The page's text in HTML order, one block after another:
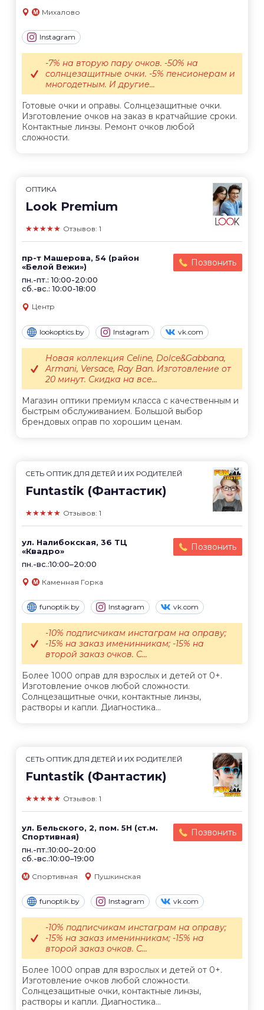
Михалово
Instagram
Готовые очки и оправы. Солнцезащитные очки.
Изготовление очков на заказ в кратчайшие сроки.
Контактные линзы. Ремонт очков любой
сложности.
-7% на вторую пару очков. -50% на
солнцезащитные очки. -5% пенсионерам и
многодетным. И другие...
ОПТИКА
Look Premium
★★★★★ Отзывов: 1
пр-т Машерова, 54 (район
«Белой Вежи»)
пн.-пт.: 10:00-20:00
сб.-вс.: 10:00-18:00
Позвонить
Центр
lookoptics.by Instagram vk.com
Магазин оптики премиум класса с качественным и
быстрым обслуживанием. Большой выбор
брендовых оправ по хорошим ценам.
Новая коллекция Celine, Dolce&Gabbana,
Armani, Versace, Ray Ban. Изготовление от
20 минут. Скидка на все...
СЕТЬ ОПТИК ДЛЯ ДЕТЕЙ И ИХ РОДИТЕЛЕЙ
Funtastik (Фантастик)
★★★★★ Отзывов: 1
ул. Налибокская, 36 ТЦ
«Квадро»
пн.-вс.:10:00–20:00
Позвонить
Каменная Горка
funoptik.by Instagram vk.com
Более 1000 оправ для взрослых и детей от 0+.
Изготовление очков любой сложности.
Солнцезащитные очки, контактные линзы,
растворы и капли. Диагностика...
-10% подписчикам инстаграм на оправу;
-15% на заказ именинникам; -15% на
второй заказ очков. С...
СЕТЬ ОПТИК ДЛЯ ДЕТЕЙ И ИХ РОДИТЕЛЕЙ
Funtastik (Фантастик)
★★★★★ Отзывов: 1
ул. Бельского, 2, пом. 5Н (ст.м.
Спортивная)
пн.-пт.:10:00–20:00
сб.-вс.:10:00–19:00
Позвонить
Спортивная Пушкинская
funoptik.by Instagram vk.com
Более 1000 оправ для взрослых и детей от 0+.
Изготовление очков любой сложности.
Солнцезащитные очки, контактные линзы,
растворы и капли. Диагностика...
-10% подписчикам инстаграм на оправу;
-15% на заказ именинникам; -15% на
второй заказ очков. С...